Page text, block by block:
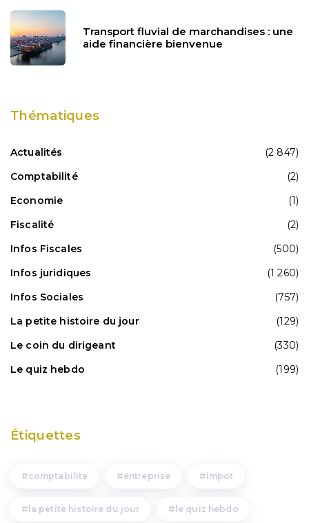
Transport fluvial de marchandises : une
aide financière bienvenue
Thématiques
Actualités
(2 847)
Comptabilité
(2)
Economie
(1)
Fiscalité
(2)
Infos Fiscales
(500)
Infos juridiques
(1 260)
Infos Sociales
(757)
La petite histoire du jour
(129)
Le coin du dirigeant
(330)
Le quiz hebdo
(199)
Étiquettes
comptabilite entreprise impot
la petite histoire du jour le quiz hebdo